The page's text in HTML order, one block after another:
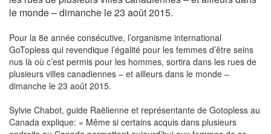
le monde – dimanche le 23 août 2015.
Pour la 8e année consécutive, l’organisme international
GoTopless qui revendique l’égalité pour les femmes d’être seins
nus là où c’est permis pour les hommes, sortira dans les rues de
plusieurs villes canadiennes – et ailleurs dans le monde –
dimanche le 23 août 2015.
Sylvie Chabot, guide Raëlienne et représentante de Gotopless au
Canada explique: « Même si certains acquis dans plusieurs